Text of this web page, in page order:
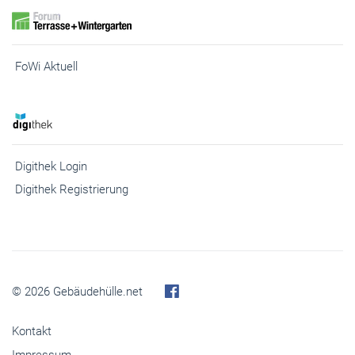
FoWi Aktuell
Digithek Login
Digithek Registrierung
© 2026 Gebäudehülle.net
Kontakt